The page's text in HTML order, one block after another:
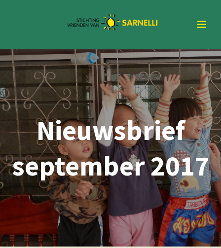
Nieuwsbrief
september 2017